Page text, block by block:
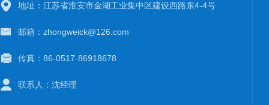
地址：江苏省淮安市金湖工业集中区建设西路东4-4号
邮箱：zhongweick@126.com
传真：86-0517-86918678
联系人：沈经理